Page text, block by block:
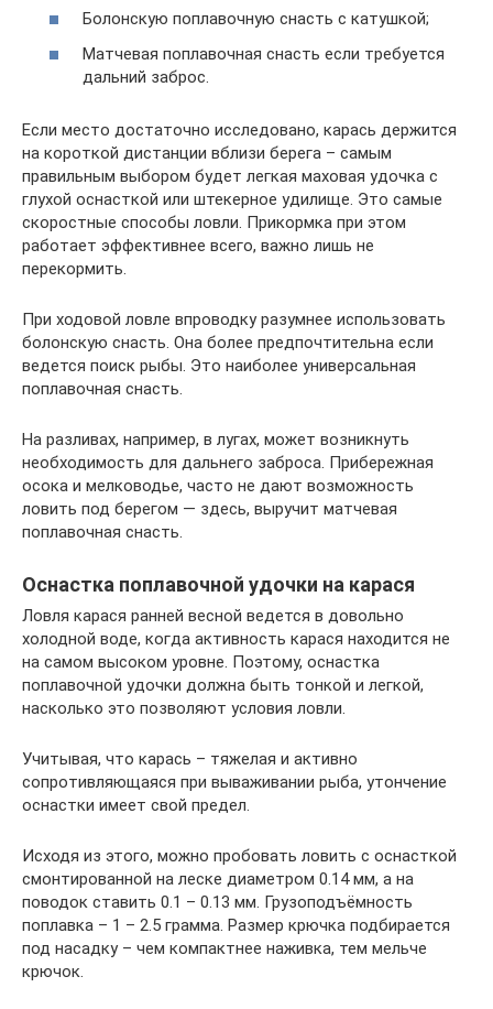
Болонскую поплавочную снасть с катушкой;
Матчевая поплавочная снасть если требуется
дальний заброс.
Если место достаточно исследовано, карась держится
на короткой дистанции вблизи берега – самым
правильным выбором будет легкая маховая удочка с
глухой оснасткой или штекерное удилище. Это самые
скоростные способы ловли. Прикормка при этом
работает эффективнее всего, важно лишь не
перекормить.
При ходовой ловле впроводку разумнее использовать
болонскую снасть. Она более предпочтительна если
ведется поиск рыбы. Это наиболее универсальная
поплавочная снасть.
На разливах, например, в лугах, может возникнуть
необходимость для дальнего заброса. Прибережная
осока и мелководье, часто не дают возможность
ловить под берегом — здесь, выручит матчевая
поплавочная снасть.
Оснастка поплавочной удочки на карася
Ловля карася ранней весной ведется в довольно
холодной воде, когда активность карася находится не
на самом высоком уровне. Поэтому, оснастка
поплавочной удочки должна быть тонкой и легкой,
насколько это позволяют условия ловли.
Учитывая, что карась – тяжелая и активно
сопротивляющаяся при вываживании рыба, утончение
оснастки имеет свой предел.
Исходя из этого, можно пробовать ловить с оснасткой
смонтированной на леске диаметром 0.14 мм, а на
поводок ставить 0.1 – 0.13 мм. Грузоподъёмность
поплавка – 1 – 2.5 грамма. Размер крючка подбирается
под насадку – чем компактнее наживка, тем мельче
крючок.